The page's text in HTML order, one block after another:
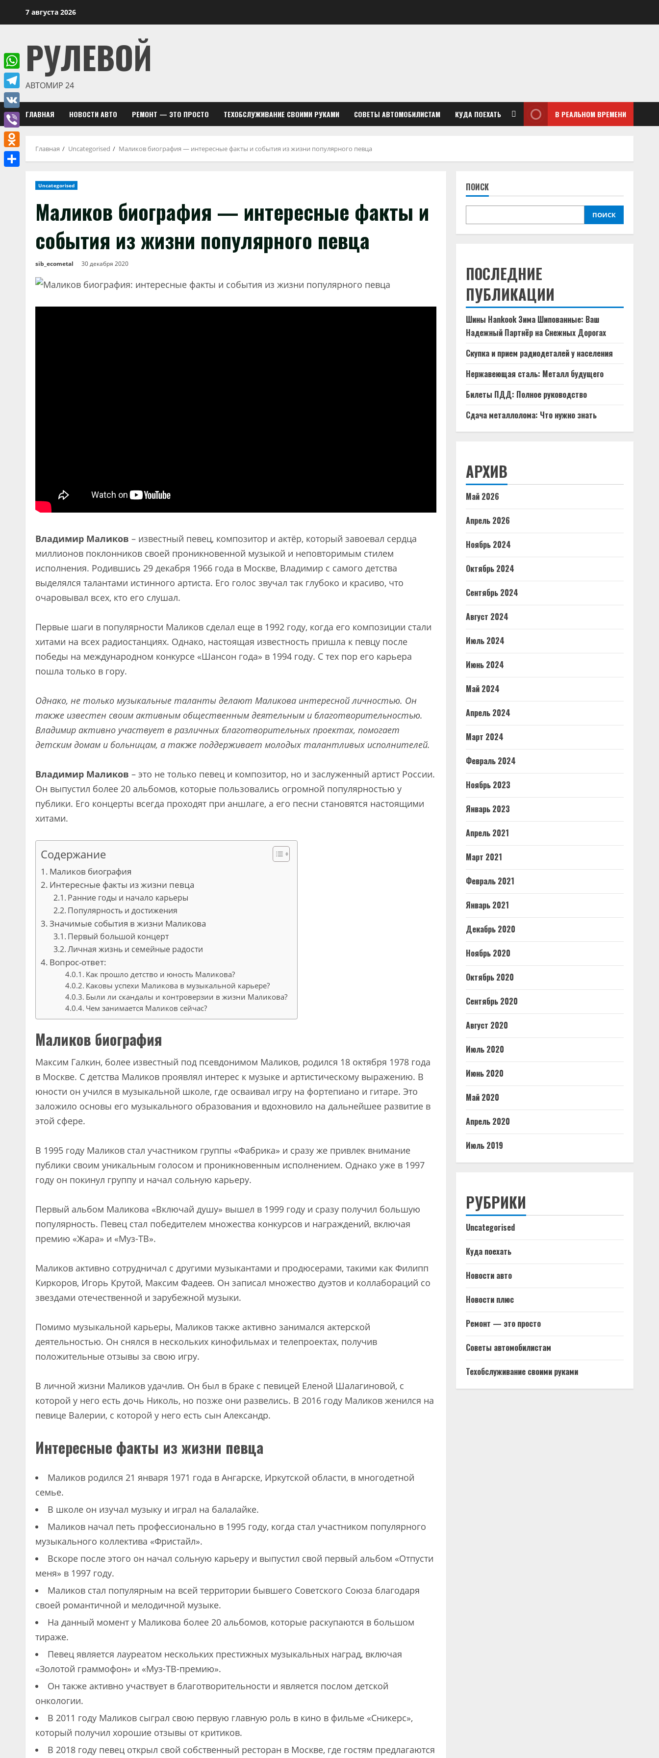
7 августа 2026
РУЛЕВОЙ
АВТОМИР 24
ГЛАВНАЯ НОВОСТИ АВТО РЕМОНТ — ЭТО ПРОСТО ТЕХОБСЛУЖИВАНИЕ СВОИМИ РУКАМИ СОВЕТЫ АВТОМОБИЛИСТАМ КУДА ПОЕХАТЬ В РЕАЛЬНОМ ВРЕМЕНИ
Главная Uncategorised Маликов биография — интересные факты и события из жизни популярного певца
Uncategorised
Маликов биография — интересные факты и
события из жизни популярного певца
sib_ecometal 30 декабря 2020
Владимир Маликов – известный певец, композитор и актёр, который завоевал сердца
миллионов поклонников своей проникновенной музыкой и неповторимым стилем
исполнения. Родившись 29 декабря 1966 года в Москве, Владимир с самого детства
выделялся талантами истинного артиста. Его голос звучал так глубоко и красиво, что
очаровывал всех, кто его слушал.
Первые шаги в популярности Маликов сделал еще в 1992 году, когда его композиции стали
хитами на всех радиостанциях. Однако, настоящая известность пришла к певцу после
победы на международном конкурсе «Шансон года» в 1994 году. С тех пор его карьера
пошла только в гору.
Однако, не только музыкальные таланты делают Маликова интересной личностью. Он
также известен своим активным общественным деятельным и благотворительностью.
Владимир активно участвует в различных благотворительных проектах, помогает
детским домам и больницам, а также поддерживает молодых талантливых исполнителей.
Владимир Маликов – это не только певец и композитор, но и заслуженный артист России.
Он выпустил более 20 альбомов, которые пользовались огромной популярностью у
публики. Его концерты всегда проходят при аншлаге, а его песни становятся настоящими
хитами.
Содержание
Маликов биография
Интересные факты из жизни певца
Ранние годы и начало карьеры
Популярность и достижения
Значимые события в жизни Маликова
Первый большой концерт
Личная жизнь и семейные радости
Вопрос-ответ:
Как прошло детство и юность Маликова?
Каковы успехи Маликова в музыкальной карьере?
Были ли скандалы и контроверзии в жизни Маликова?
Чем занимается Маликов сейчас?
Маликов биография
Максим Галкин, более известный под псевдонимом Маликов, родился 18 октября 1978 года
в Москве. С детства Маликов проявлял интерес к музыке и артистическому выражению. В
юности он учился в музыкальной школе, где осваивал игру на фортепиано и гитаре. Это
заложило основы его музыкального образования и вдохновило на дальнейшее развитие в
этой сфере.
В 1995 году Маликов стал участником группы «Фабрика» и сразу же привлек внимание
публики своим уникальным голосом и проникновенным исполнением. Однако уже в 1997
году он покинул группу и начал сольную карьеру.
Первый альбом Маликова «Включай душу» вышел в 1999 году и сразу получил большую
популярность. Певец стал победителем множества конкурсов и награждений, включая
премию «Жара» и «Муз-ТВ».
Маликов активно сотрудничал с другими музыкантами и продюсерами, такими как Филипп
Киркоров, Игорь Крутой, Максим Фадеев. Он записал множество дуэтов и коллабораций со
звездами отечественной и зарубежной музыки.
Помимо музыкальной карьеры, Маликов также активно занимался актерской
деятельностью. Он снялся в нескольких кинофильмах и телепроектах, получив
положительные отзывы за свою игру.
В личной жизни Маликов удачлив. Он был в браке с певицей Еленой Шалагиновой, с
которой у него есть дочь Николь, но позже они развелись. В 2016 году Маликов женился на
певице Валерии, с которой у него есть сын Александр.
Интересные факты из жизни певца
Маликов родился 21 января 1971 года в Ангарске, Иркутской области, в многодетной
семье.
В школе он изучал музыку и играл на балалайке.
Маликов начал петь профессионально в 1995 году, когда стал участником популярного
музыкального коллектива «Фристайл».
Вскоре после этого он начал сольную карьеру и выпустил свой первый альбом «Отпусти
меня» в 1997 году.
Маликов стал популярным на всей территории бывшего Советского Союза благодаря
своей романтичной и мелодичной музыке.
На данный момент у Маликова более 20 альбомов, которые раскупаются в большом
тираже.
Певец является лауреатом нескольких престижных музыкальных наград, включая
«Золотой граммофон» и «Муз-ТВ-премию».
Он также активно участвует в благотворительности и является послом детской
онкологии.
В 2011 году Маликов сыграл свою первую главную роль в кино в фильме «Сникерс»,
который получил хорошие отзывы от критиков.
В 2018 году певец открыл свой собственный ресторан в Москве, где гостям предлагаются
ПОИСК
ПОИСК
ПОСЛЕДНИЕ
ПУБЛИКАЦИИ
Шины Hankook Зима Шипованные: Ваш
Надежный Партнёр на Снежных Дорогах
Скупка и прием радиодеталей у населения
Нержавеющая сталь: Металл будущего
Билеты ПДД: Полное руководство
Сдача металлолома: Что нужно знать
АРХИВ
Май 2026
Апрель 2026
Ноябрь 2024
Октябрь 2024
Сентябрь 2024
Август 2024
Июль 2024
Июнь 2024
Май 2024
Апрель 2024
Март 2024
Февраль 2024
Ноябрь 2023
Январь 2023
Апрель 2021
Март 2021
Февраль 2021
Январь 2021
Декабрь 2020
Ноябрь 2020
Октябрь 2020
Сентябрь 2020
Август 2020
Июль 2020
Июнь 2020
Май 2020
Апрель 2020
Июль 2019
РУБРИКИ
Uncategorised
Куда поехать
Новости авто
Новости плюс
Ремонт — это просто
Советы автомобилистам
Техобслуживание своими руками
WhatsApp
Telegram
VK
Viber
Odnoklassniki